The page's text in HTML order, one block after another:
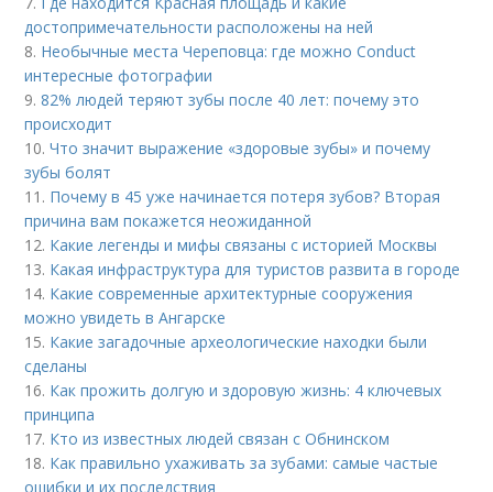
достопримечательности расположены на ней
8. Необычные места Череповца: где можно Conduct
интересные фотографии
9.82% людей теряют зубы после 40 лет: почему это
происходит
10.Что значит выражение «здоровые зубы» и почему
зубы болят
11. Почему в 45 уже начинается потеря зубов? Вторая
причина вам покажется неожиданной
12. Какие легенды и мифы связаны с историей Москвы
13. Какая инфраструктура для туристов развита в городе
14. Какие современные архитектурные сооружения
можно увидеть в Ангарске
15. Какие загадочные археологические находки были
сделаны
16. Как прожить долгую и здоровую жизнь: 4 ключевых
принципа
17. Кто из известных людей связан с Обнинском
18. Как правильно ухаживать за зубами: самые частые
ошибки и их последствия